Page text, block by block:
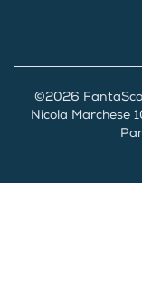
©2026
Nicola Marchese